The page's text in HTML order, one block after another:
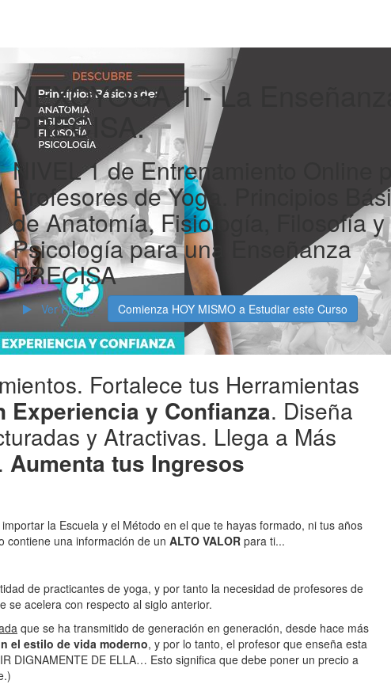
NEXOYOGA 1 - La Enseñanza
PRECISA.
NIVEL 1 de Entrenamiento Online
Profesores de Yoga. Principios
de Anatomía, Fisiología, Filosofía y
Psicología para una Enseñanza
PRECISA
Ver Promo Comienza HOY MISMO a Estudiar este Curso
Fortalece tus Herramientas
Experiencia y Confianza. Diseña
y Atractivas. Llega a Más
Aumenta tus Ingresos
importar la Escuela y el Método en el que te hayas formado, ni tus años
contiene una información de un ALTO VALOR para ti...
de practicantes de yoga, y por tanto la necesidad de profesores de
se acelera con respecto al siglo anterior.
que se ha transmitido de generación en generación, desde hace más
el estilo de vida moderno, y por lo tanto, el profesor que enseña esta
DIGNAMENTE DE ELLA… Esto significa que debe poner un precio a